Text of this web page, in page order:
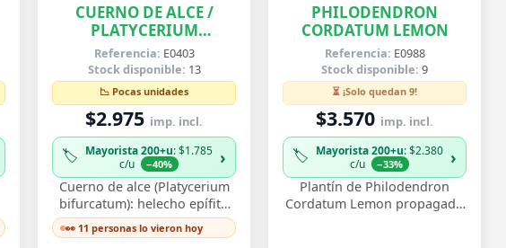
CUERNO DE ALCE /
PLATYCERIUM
BIFURCATUM
Referencia: E0403
Stock disponible: 13
📉 Pocas unidades
$2.975 imp. incl.
🏷️ Mayorista 200+u: $1.785
c/u
−40% ›
Cuerno de alce (Platycerium
bifurcatum): helecho epífito
de frondas que recuerdan
astas de ciervo, muy
👀 11 personas lo vieron hoy
PHILODENDRON
CORDATUM LEMON
Referencia: E0988
Stock disponible: 9
⏳ ¡Solo quedan 9!
$3.570 imp. incl.
🏷️ Mayorista 200+u: $2.380
c/u
−33% ›
Plantín de Philodendron
Cordatum Lemon propagado